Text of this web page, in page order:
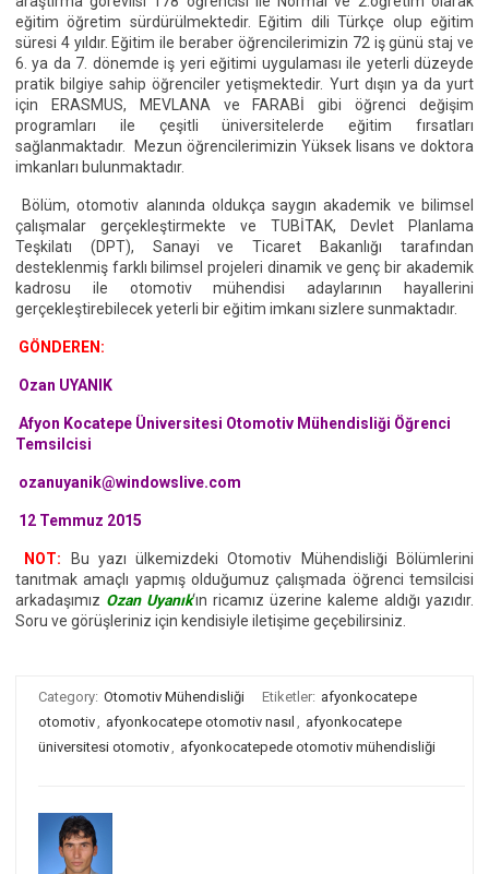
eğitim öğretim sürdürülmektedir. Eğitim dili Türkçe olup eğitim
süresi 4 yıldır. Eğitim ile beraber öğrencilerimizin 72 iş günü staj ve
6. ya da 7. dönemde iş yeri eğitimi uygulaması ile yeterli düzeyde
pratik bilgiye sahip öğrenciler yetişmektedir. Yurt dışın ya da yurt
için ERASMUS, MEVLANA ve FARABİ gibi öğrenci değişim
programları ile çeşitli üniversitelerde eğitim fırsatları
sağlanmaktadır. Mezun öğrencilerimizin Yüksek lisans ve doktora
imkanları bulunmaktadır.
Bölüm, otomotiv alanında oldukça saygın akademik ve bilimsel
çalışmalar gerçekleştirmekte ve TUBİTAK, Devlet Planlama
Teşkilatı (DPT), Sanayi ve Ticaret Bakanlığı tarafından
desteklenmiş farklı bilimsel projeleri dinamik ve genç bir akademik
kadrosu ile otomotiv mühendisi adaylarının hayallerini
gerçekleştirebilecek yeterli bir eğitim imkanı sizlere sunmaktadır.
GÖNDEREN:
Ozan UYANIK
Afyon Kocatepe Üniversitesi Otomotiv Mühendisliği Öğrenci
Temsilcisi
ozanuyanik@windowslive.com
12 Temmuz 2015
NOT:
Bu yazı ülkemizdeki Otomotiv Mühendisliği Bölümlerini
tanıtmak amaçlı yapmış olduğumuz çalışmada öğrenci temsilcisi
arkadaşımız Ozan Uyanık‘ın ricamız üzerine kaleme aldığı yazıdır.
Soru ve görüşleriniz için kendisiyle iletişime geçebilirsiniz.
Category: Otomotiv Mühendisliği Etiketler: afyonkocatepe
otomotiv, afyonkocatepe otomotiv nasıl , afyonkocatepe
üniversitesi otomotiv, afyonkocatepede otomotiv mühendisliği